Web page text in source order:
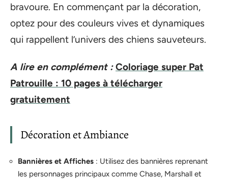
bravoure. En commençant par la décoration,
optez pour des couleurs vives et dynamiques
qui rappellent l’univers des chiens sauveteurs.
A lire en complément : Coloriage super Pat
Patrouille : 10 pages à télécharger
gratuitement
Décoration et Ambiance
Bannières et Affiches : Utilisez des bannières reprenant
les personnages principaux comme Chase, Marshall et